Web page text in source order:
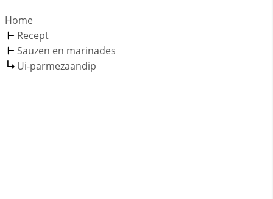
Home
Recept
Sauzen en marinades
Ui-parmezaandip